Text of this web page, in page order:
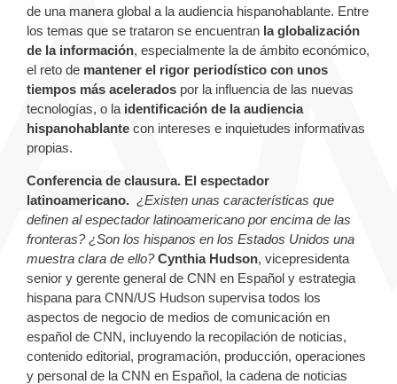
de una manera global a la audiencia hispanohablante. Entre
los temas que se trataron se encuentran la globalización
de la información, especialmente la de ámbito económico,
el reto de mantener el rigor periodístico con unos
tiempos más acelerados por la influencia de las nuevas
tecnologías, o la identificación de la audiencia
hispanohablante con intereses e inquietudes informativas
propias.
Conferencia de clausura. El espectador
latinoamericano. ¿Existen unas características que
definen al espectador latinoamericano por encima de las
fronteras? ¿Son los hispanos en los Estados Unidos una
muestra clara de ello? Cynthia Hudson, vicepresidenta
senior y gerente general de CNN en Español y estrategia
hispana para CNN/US Hudson supervisa todos los
aspectos de negocio de medios de comunicación en
español de CNN, incluyendo la recopilación de noticias,
contenido editorial, programación, producción, operaciones
y personal de la CNN en Español, la cadena de noticias